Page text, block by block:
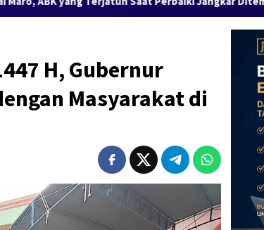
H, Gubernur
Masyarakat di